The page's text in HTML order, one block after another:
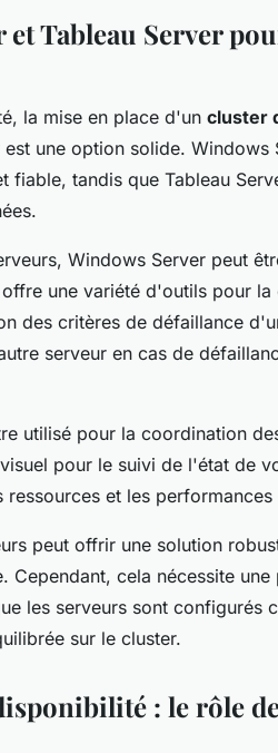
Tableau Server
la mise en place d'un cluster
une option solide. Windows
fiable, tandis que Tableau
Windows Server peut
une variété d'outils pour
des critères de défaillance
serveur en cas de
utilisé pour la coordination
pour le suivi de l'état de
et les performances
peut offrir une solution
Cependant, cela nécessite
les serveurs sont configurés
sur le cluster.
: le rôle